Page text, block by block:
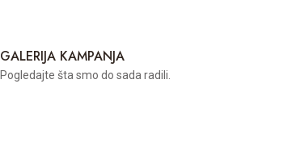
GALERIJA KAMPANJA
Pogledajte šta smo do sada radili.